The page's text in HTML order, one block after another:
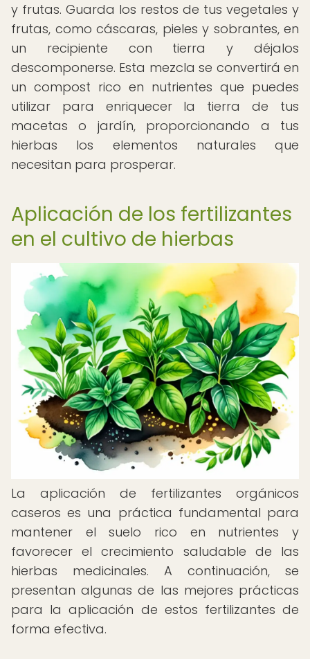
y frutas. Guarda los restos de tus vegetales y
frutas, como cáscaras, pieles y sobrantes, en
un recipiente con tierra y déjalos
descomponerse. Esta mezcla se convertirá en
un compost rico en nutrientes que puedes
utilizar para enriquecer la tierra de tus
macetas o jardín, proporcionando a tus
hierbas los elementos naturales que
necesitan para prosperar.
Aplicación de los fertilizantes
en el cultivo de hierbas
La aplicación de fertilizantes orgánicos
caseros es una práctica fundamental para
mantener el suelo rico en nutrientes y
favorecer el crecimiento saludable de las
hierbas medicinales. A continuación, se
presentan algunas de las mejores prácticas
para la aplicación de estos fertilizantes de
forma efectiva.